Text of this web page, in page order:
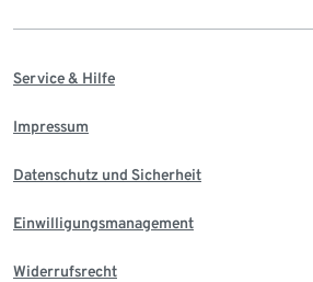
Service & Hilfe
Impressum
Datenschutz und Sicherheit
Einwilligungsmanagement
Widerrufsrecht